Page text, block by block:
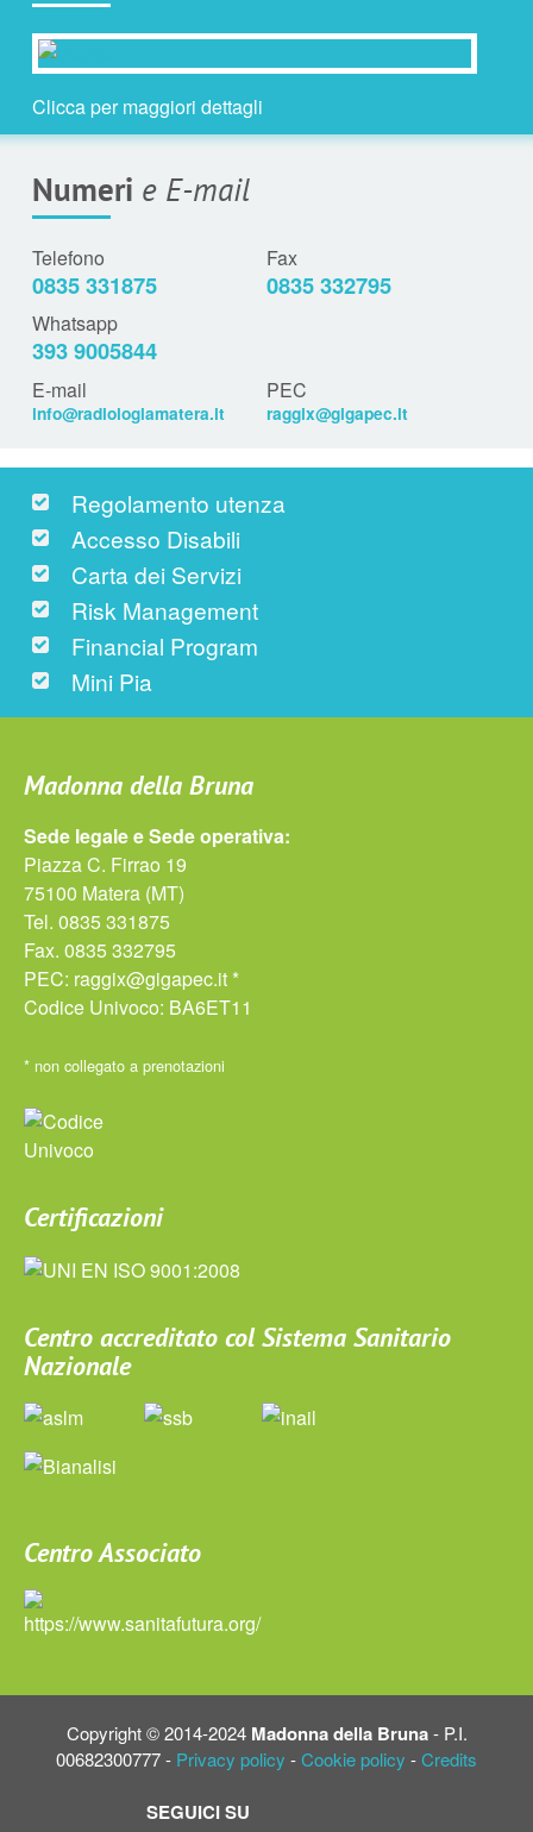
Clicca per maggiori dettagli
Numeri e E-mail
Telefono
0835 331875
Fax
0835 332795
Whatsapp
393 9005844
E-mail
info@radiologiamatera.it
PEC
raggix@gigapec.it
Regolamento utenza
Accesso Disabili
Carta dei Servizi
Risk Management
Financial Program
Mini Pia
Madonna della Bruna
Sede legale e Sede operativa:
Piazza C. Firrao 19
75100 Matera (MT)
Tel. 0835 331875
Fax. 0835 332795
PEC: raggix@gigapec.it *
Codice Univoco: BA6ET11
* non collegato a prenotazioni
Certificazioni
Centro accreditato col Sistema Sanitario
Nazionale
Centro Associato
Copyright © 2014-2024 Madonna della Bruna- P.I.
00682300777 - Privacy policy -Cookie policy -Credits
SEGUICI SU